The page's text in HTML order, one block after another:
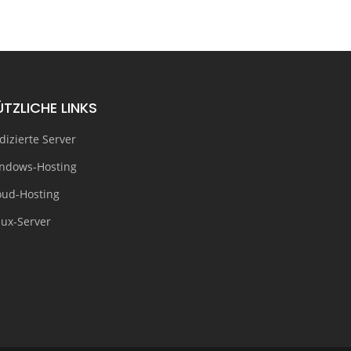
LINKS
Server
Hosting
Hosting
Server